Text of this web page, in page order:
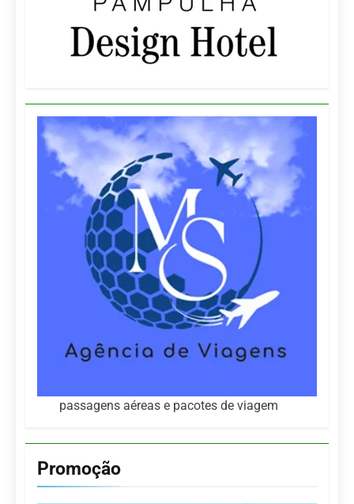
passagens aéreas e pacotes de viagem
Promoção